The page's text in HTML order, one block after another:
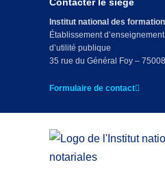
Contacter le siège
Institut national des
Établissement
d’utilité publique
35 rue du Général Foy –
Formulaire de contact